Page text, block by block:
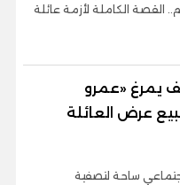
ساحات المحاكم.. القصة الكاملة لأزمة عائلة
يمرغ «عمرو
عرض العائلة
ساحة لتصفية